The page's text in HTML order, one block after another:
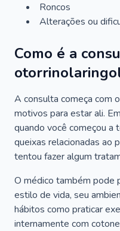
Roncos
Alterações ou
Como é a
A consulta começa com
motivos para estar ali.
quando você começou a
queixas relacionadas ao
tentou fazer algum
O médico também pode
estilo de vida, seu
hábitos como praticar
internamente com